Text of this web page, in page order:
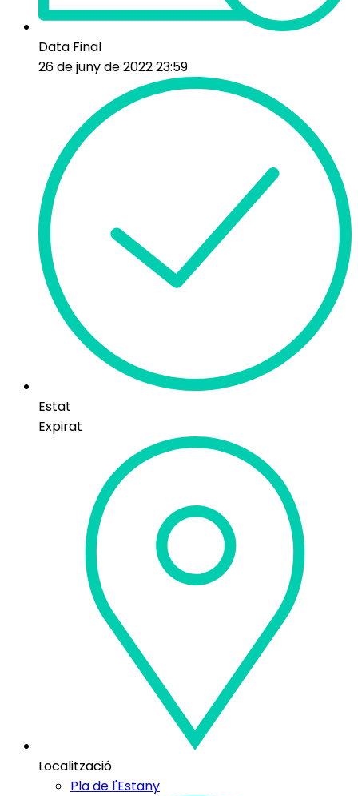
Data Final
26 de juny de 2022 23:59
Estat
Expirat
Localització
Pla de l'Estany